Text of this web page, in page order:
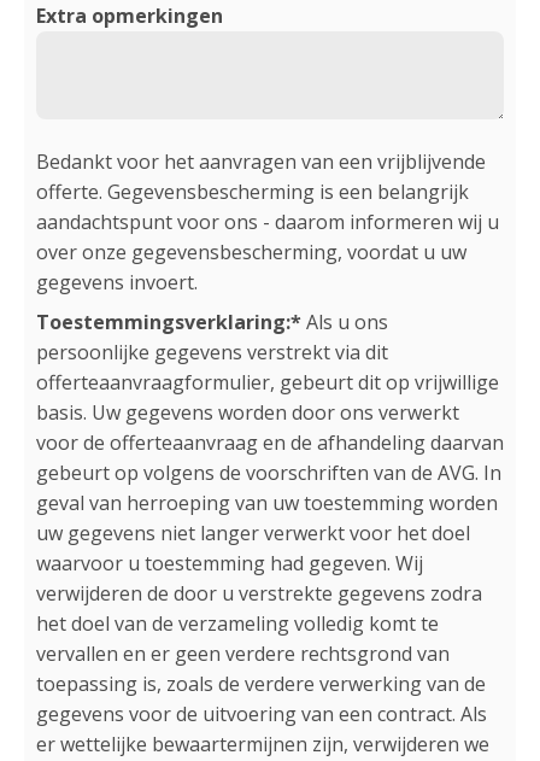
Extra opmerkingen
Bedankt voor het aanvragen van een vrijblijvende
offerte. Gegevensbescherming is een belangrijk
aandachtspunt voor ons - daarom informeren wij u
over onze gegevensbescherming, voordat u uw
gegevens invoert.
Toestemmingsverklaring:*Als u ons
persoonlijke gegevens verstrekt via dit
offerteaanvraagformulier, gebeurt dit op vrijwillige
basis. Uw gegevens worden door ons verwerkt
voor de offerteaanvraag en de afhandeling daarvan
gebeurt op volgens de voorschriften van de AVG. In
geval van herroeping van uw toestemming worden
uw gegevens niet langer verwerkt voor het doel
waarvoor u toestemming had gegeven. Wij
verwijderen de door u verstrekte gegevens zodra
het doel van de verzameling volledig komt te
vervallen en er geen verdere rechtsgrond van
toepassing is, zoals de verdere verwerking van de
gegevens voor de uitvoering van een contract. Als
er wettelijke bewaartermijnen zijn, verwijderen we